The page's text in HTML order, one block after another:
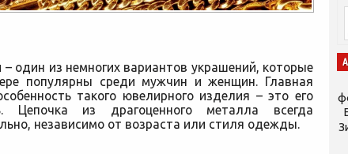
один из немногих вариантов украшений, которые
популярны среди мужчин и женщин. Главная
такого ювелирного изделия – это его
Цепочка из драгоценного металла всегда
независимо от возраста или стиля одежды.